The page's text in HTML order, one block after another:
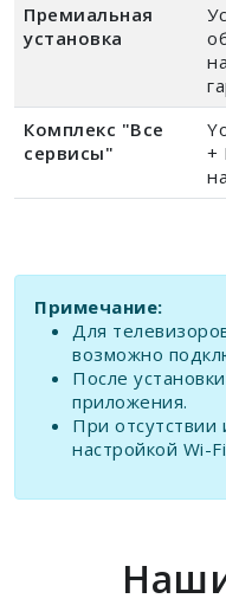
Премиальная
установка
Комплекс "Все
сервисы"
+
Примечание:
Для
возможно
После
приложения.
При
настройкой Wi-